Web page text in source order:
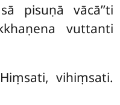
pisuṇā vācā’’ti
vuttanti
vihiṃsati.